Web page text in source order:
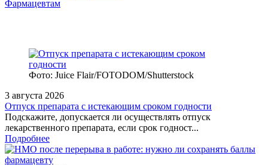
Фармацевтам
Фото: Juice Flair/FOTODOM/Shutterstoсk
3 августа 2026
Отпуск препарата с истекающим сроком годности
Подскажите, допускается ли осуществлять отпуск
лекарственного препарата, если срок годност...
Подробнее